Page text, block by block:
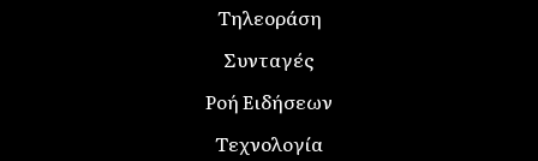
Τηλεοράση
Συνταγές
Ροή Ειδήσεων
Τεχνολογία